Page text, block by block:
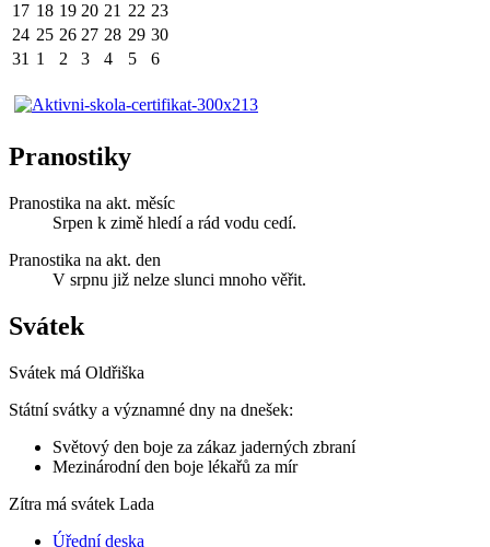
17 18 19 20 21 22 23
24 25 26 27 28 29 30
31 1 2 3 4 5 6
Pranostiky
Pranostika na akt. měsíc
Srpen k zimě hledí a rád vodu cedí.
Pranostika na akt. den
V srpnu již nelze slunci mnoho věřit.
Svátek
Svátek má Oldřiška
Státní svátky a významné dny na dnešek:
Světový den boje za zákaz jaderných zbraní
Mezinárodní den boje lékařů za mír
Zítra má svátek Lada
Úřední deska